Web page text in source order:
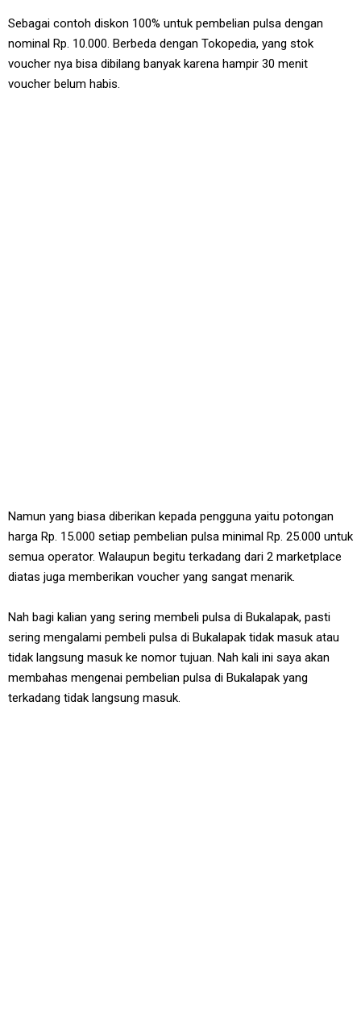
Sebagai contoh diskon 100% untuk pembelian pulsa dengan
nominal Rp. 10.000. Berbeda dengan Tokopedia, yang stok
voucher nya bisa dibilang banyak karena hampir 30 menit
voucher belum habis.
Namun yang biasa diberikan kepada pengguna yaitu potongan
harga Rp. 15.000 setiap pembelian pulsa minimal Rp. 25.000 untuk
semua operator. Walaupun begitu terkadang dari 2 marketplace
diatas juga memberikan voucher yang sangat menarik.
Nah bagi kalian yang sering membeli pulsa di Bukalapak, pasti
sering mengalami pembeli pulsa di Bukalapak tidak masuk atau
tidak langsung masuk ke nomor tujuan. Nah kali ini saya akan
membahas mengenai pembelian pulsa di Bukalapak yang
terkadang tidak langsung masuk.